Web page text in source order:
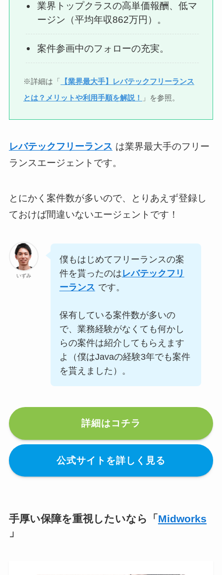
業界トップクラスの高単価報酬、低マ
ージン（平均年収862万円）。
案件参画中のフォローの充実。
※詳細は「 【業界最大手】レバテックフリーランス
とは？メリットや利用手順を解説！
」を参照。
レバテックフリーランス は業界最大手のフリー
ランスエージェントです。
とにかく案件数が多いので、とりあえず登録し
ておけば間違いないエージェントです！
いずみ
僕もはじめてフリーランスの案
件を貰ったのはレバテックフリ
ーランス です。
保有している案件数が多いの
で、業務経験がなくても何かし
らの案件は紹介してもらえます
よ（僕はJavaの経験3年でも案件
を貰えました）。
詳細はコチラ
公式サイトを詳しく見る
手厚い保障を重視したいなら「 Midworks
」